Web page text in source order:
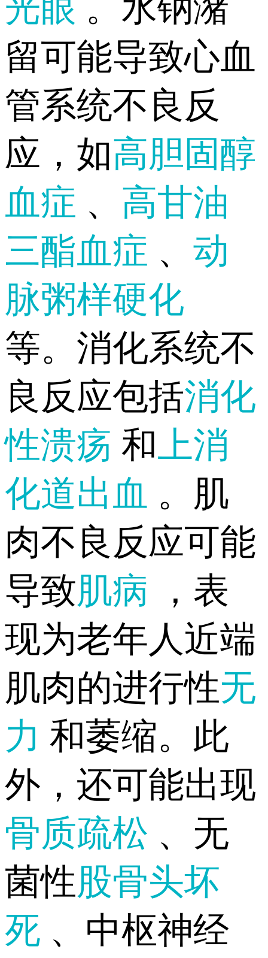
光眼 。水钠潴
留可能导致心血
管系统不良反
应，如高胆固醇
血症 、 高甘油
三酯血症 、 动
脉粥样硬化
等。消化系统不
良反应包括消化
性溃疡 和上消
化道出血 。肌
肉不良反应可能
导致肌病
，表
现为老年人近端
肌肉的进行性无
力 和萎缩。此
外，还可能出现
骨质疏松 、无
菌性股骨头坏
死 、中枢神经